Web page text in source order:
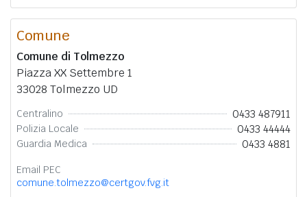
Comune
Comune di Tolmezzo
Piazza XX Settembre 1
33028 Tolmezzo UD
Centralino 0433 487911
Polizia Locale 0433 44444
Guardia Medica 0433 4881
Email PEC
comune.tolmezzo@certgov.fvg.it